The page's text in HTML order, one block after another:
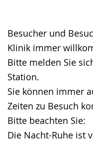
angezeigt.
Besucher und
Klinik immer
Bitte melden Sie
Station.
Sie können immer
Zeiten zu Besuch
Bitte beachten Sie:
Die Nacht-Ruhe ist